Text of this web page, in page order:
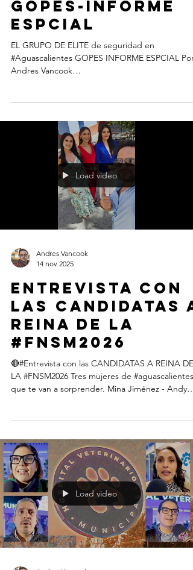
GOPES-INFORME
ESPCIAL
EL GRUPO DE ELITE de seguridad en
#Aguascalientes GOPES INFORME ESPCIAL Por
Andres Vancook
Load video
Andres Vancook
14 nov 2025
Entrevista con
las CANDIDATAS A
REINA DE LA
#FNSM2026
🔴#Entrevista con las CANDIDATAS A REINA DE
LA #FNSM2026 Tres mujeres de #aguascalientes
que te van a sorprender. Mina Jiménez - Andy
Load video